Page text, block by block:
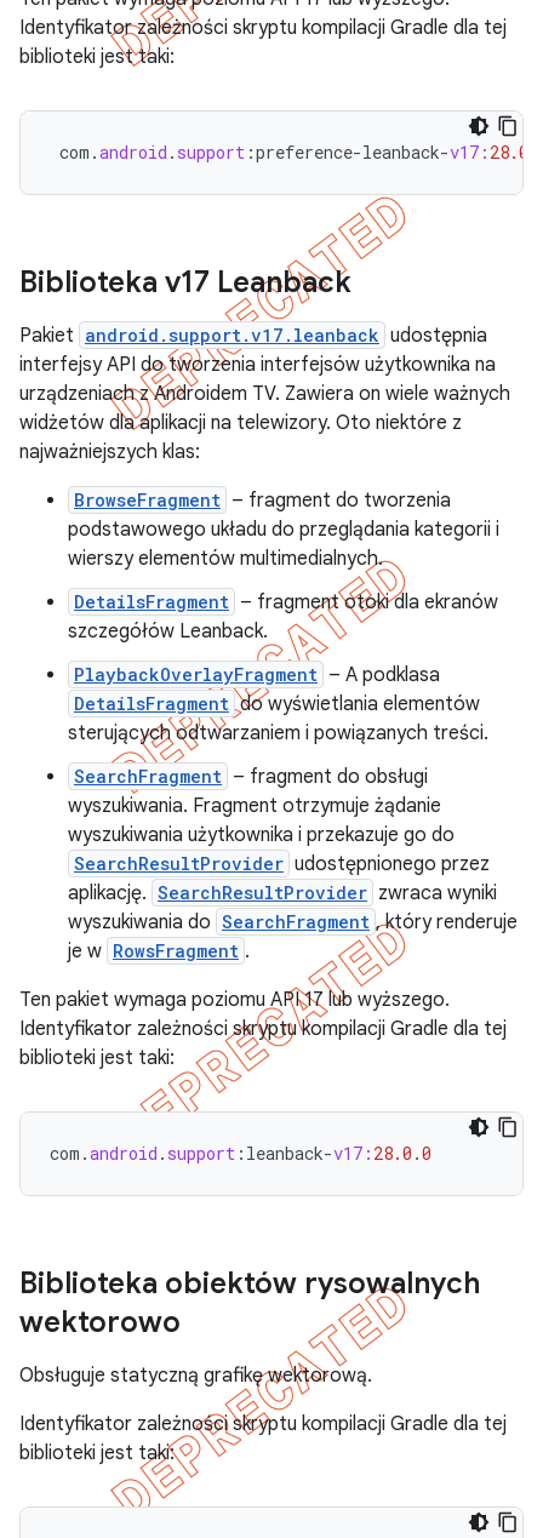
Identyfikator zależności skryptu kompilacji Gradle dla tej
biblioteki jest taki:
com .android . support :preference-leanback-v17: 28.0
Biblioteka v17 Leanback
Pakiet android.support.v17.leanback udostępnia
interfejsy API do tworzenia interfejsów użytkownika na
urządzeniach z Androidem TV. Zawiera on wiele ważnych
widżetów dla aplikacji na telewizory. Oto niektóre z
najważniejszych klas:
BrowseFragment – fragment do tworzenia
podstawowego układu do przeglądania kategorii i
wierszy elementów multimedialnych.
DetailsFragment – fragment otoki dla ekranów
szczegółów Leanback.
PlaybackOverlayFragment – A podklasa
DetailsFragment do wyświetlania elementów
sterujących odtwarzaniem i powiązanych treści.
SearchFragment – fragment do obsługi
wyszukiwania. Fragment otrzymuje żądanie
wyszukiwania użytkownika i przekazuje go do
SearchResultProvider udostępnionego przez
aplikację. SearchResultProvider zwraca wyniki
wyszukiwania do SearchFragment , który renderuje
je w RowsFragment .
Ten pakiet wymaga poziomu API 17 lub wyższego.
Identyfikator zależności skryptu kompilacji Gradle dla tej
biblioteki jest taki:
com .android . support : leanback-v17: 28.0 .0
Biblioteka obiektów rysowalnych
wektorowo
Obsługuje statyczną grafikę wektorową.
Identyfikator zależności skryptu kompilacji Gradle dla tej
biblioteki jest taki: